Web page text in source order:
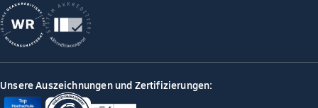
Unsere Auszeichnungen und Zertifizierungen: